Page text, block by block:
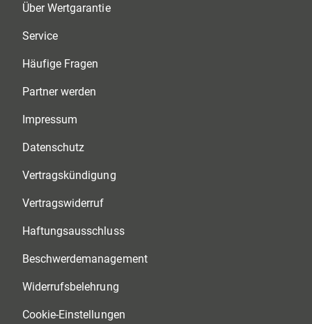
Über Wertgarantie
Service
Häufige Fragen
Partner werden
Impressum
Datenschutz
Vertragskündigung
Vertragswiderruf
Haftungsausschluss
Beschwerdemanagement
Widerrufsbelehrung
Cookie-Einstellungen